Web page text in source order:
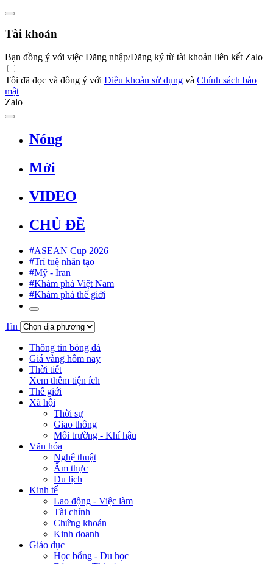
Tài khoản
Bạn đồng ý với việc Đăng nhập/Đăng ký từ tài khoản liên kết Zalo
Tôi đã đọc và đồng ý với Điều khoản sử dụng và Chính sách bảo
mật
Zalo
Nóng
Mới
VIDEO
CHỦ ĐỀ
#ASEAN Cup 2026
#Trí tuệ nhân tạo
#Mỹ - Iran
#Khám phá Việt Nam
#Khám phá thế giới
Tin
Thông tin bóng đá
Giá vàng hôm nay
Thời tiết
Xem thêm tiện ích
Thế giới
Xã hội
Thời sự
Giao thông
Môi trường - Khí hậu
Văn hóa
Nghệ thuật
Ẩm thực
Du lịch
Kinh tế
Lao động - Việc làm
Tài chính
Chứng khoán
Kinh doanh
Giáo dục
Học bổng - Du học